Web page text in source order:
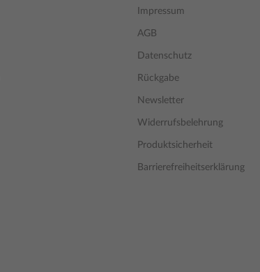
Impressum
AGB
Datenschutz
Rückgabe
Newsletter
Widerrufsbelehrung
Produktsicherheit
Barrierefreiheitserklärung